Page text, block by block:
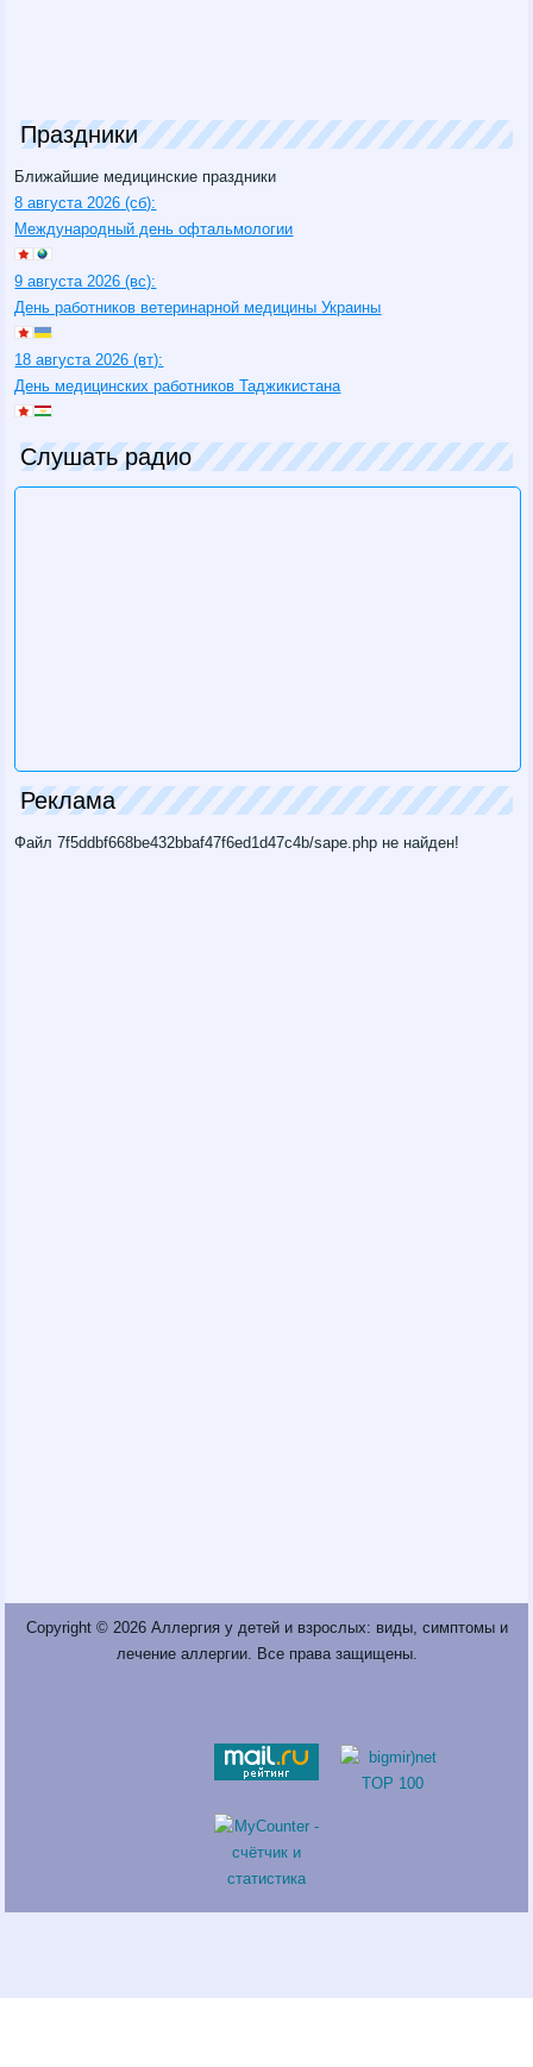
Праздники
Ближайшие медицинские праздники
8 августа 2026 (сб):
Международный день офтальмологии
9 августа 2026 (вс):
День работников ветеринарной медицины Украины
18 августа 2026 (вт):
День медицинских работников Таджикистана
Слушать радио
Реклама
Файл 7f5ddbf668be432bbaf47f6ed1d47c4b/sape.php не найден!
Copyright © 2026 Аллергия у детей и взрослых: виды, симптомы и
лечение аллергии. Все права защищены.